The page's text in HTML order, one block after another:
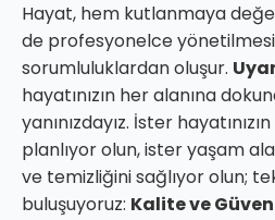
Hayat, hem kutlanmaya
de profesyonelce
sorumluluklardan oluşur.
hayatınızın her alanına
yanınızdayız. İster
planlıyor olun, ister yaşam
ve temizliğini sağlıyor olun;
buluşuyoruz: Kalite ve